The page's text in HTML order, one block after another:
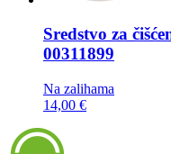
Sredstvo za
00311899
Na zalihama
14,00 €